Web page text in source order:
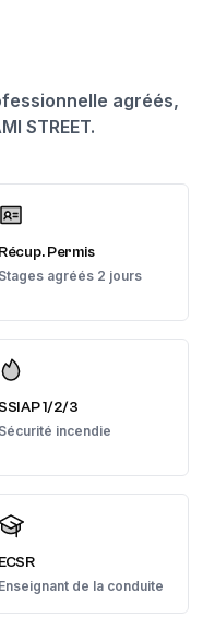
agréés,
STREET.
Récup. Permis
Stages agréés 2 jours
SSIAP 1/2/3
Sécurité incendie
ECSR
Enseignant de la conduite